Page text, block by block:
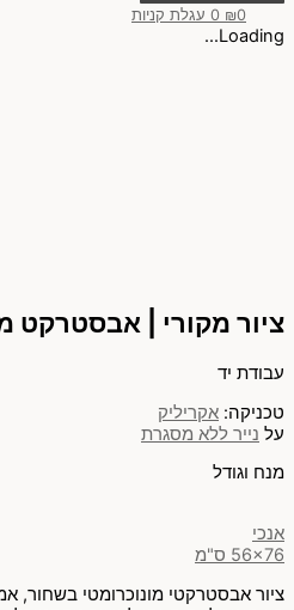
₪0
0 עגלת קניות
Loading...
ציור מקורי | אבסטרקט
עבודת יד
טכניקה: אקריליק
על נייר ללא מסגרת
מנח וגודל
אנכי
56x76 ס"מ
ציור אבסטרקטי מונוכרומטי בשחור,